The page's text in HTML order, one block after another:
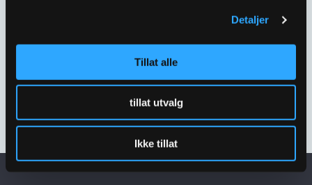
Detaljer
Tillat alle
tillat utvalg
Ikke tillat
ULEFOS ESCO MANIFOLD
1×1 ½” INNLØP 8×1″
ULEFOS ESCO MANIFOLD
1×2″ INNLØP 12×1″ UTLØP